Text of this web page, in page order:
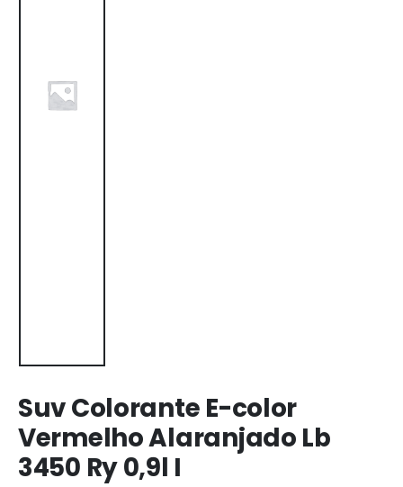
Suv Colorante E-color
Vermelho Alaranjado Lb
3450 Ry 0,9l I